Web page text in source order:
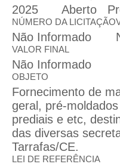
2025 Aberto
NÚMERO DA LICITAÇÃO
Não Informado
VALOR FINAL
Não Informado
OBJETO
Fornecimento de
geral, pré-
prediais e etc,
das diversas
Tarrafas/CE.
LEI DE REFERÊNCIA